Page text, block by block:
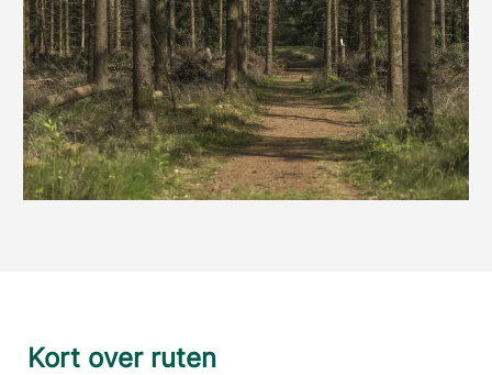
Kort over ruten